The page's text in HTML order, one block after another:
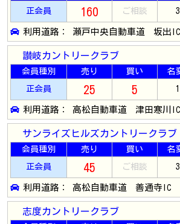
正会員 160 ご相談
利用道路： 瀬戸中央自動車道 坂出IC
讃岐カントリークラブ
会員種別 売り 買い 名
正会員 25 5
利用道路： 高松自動車道 津田寒川IC
サンライズヒルズカントリークラブ
会員種別 売り 買い 名
正会員 45 ご相談
利用道路： 高松自動車道 善通寺IC
志度カントリークラブ